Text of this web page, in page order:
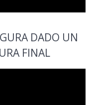
DADO UN
FINAL